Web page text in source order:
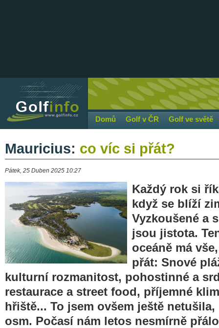
Domů Golf v ČR Golf ve světě
Mauricius: co víc si přát?
Pátek, 25 Duben 2025 10:27
Každý rok si
když se blíží
Vyzkoušené a
jsou jistota.
oceáně má
přát: Snové
kulturní rozmanitost, pohostinné a
restaurace a street food, příjemné
hřiště... To jsem ovšem ještě
osm. Počasí nám letos nesmírně